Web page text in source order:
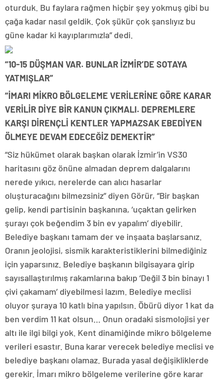
oturduk. Bu faylara rağmen hiçbir şey yokmuş gibi bu
çağa kadar nasıl geldik. Çok şükür çok şanslıyız bu
güne kadar ki kayıplarımızla” dedi.
“10-15 DÜŞMAN VAR. BUNLAR İZMİR’DE SOTAYA
YATMIŞLAR”
“İMARI MİKRO BÖLGELEME VERİLERİNE GÖRE KARAR
VERİLİR DİYE BİR KANUN ÇIKMALI. DEPREMLERE
KARŞI DİRENÇLİ KENTLER YAPMAZSAK EBEDİYEN
ÖLMEYE DEVAM EDECEĞİZ DEMEKTİR”
“Siz hükümet olarak başkan olarak İzmir’in VS30
haritasını göz önüne almadan deprem dalgalarını
nerede yıkıcı, nerelerde can alıcı hasarlar
oluşturacağını bilmezsiniz” diyen Görür, “Bir başkan
gelip, kendi partisinin başkanına, ‘uçaktan gelirken
şurayı çok beğendim 3 bin ev yapalım’ diyebilir.
Belediye başkanı tamam der ve inşaata başlarsanız.
Oranın jeolojisi, sismik karakteristiklerini bilmediğiniz
için yaparsınız. Belediye başkanın bilgisayara girip
sayısallaştırılmış rakamlarına bakıp ‘Değil 3 bin binayı 1
çivi çakamam’ diyebilmesi lazım. Belediye meclisi
oluyor şuraya 10 katlı bina yapılsın. Öbürü diyor 1 kat da
ben verdim 11 kat olsun… Onun oradaki sismolojisi yer
altı ile ilgi bilgi yok. Kent dinamiğinde mikro bölgeleme
verileri esastır. Buna karar verecek belediye meclisi ve
belediye başkanı olamaz. Burada yasal değişikliklerde
gerekir. İmarı mikro bölgeleme verilerine göre karar